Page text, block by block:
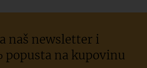
naš newsletter i
popusta na kupovinu